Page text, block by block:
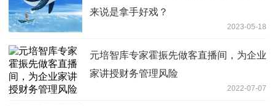
来说是拿手好戏？
2023-05-18
元培智库专家霍振先做客直播间，为企业
家讲授财务管理风险
2022-07-07